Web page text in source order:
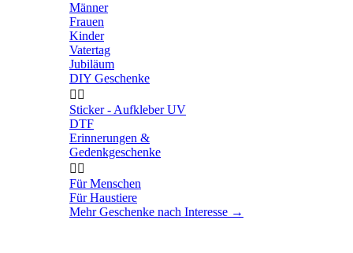
Männer
Frauen
Kinder
Vatertag
Jubiläum
DIY Geschenke
 
Sticker - Aufkleber UV
DTF
Erinnerungen &
Gedenkgeschenke
 
Für Menschen
Für Haustiere
Mehr Geschenke nach Interesse →